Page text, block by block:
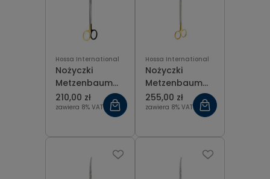
Hossa International
Nożyczki
Metzenbaum
T.C. Gold
zagięte 20 cm
210,00 zł
zawiera 8% VAT
Hossa International
Nożyczki
Metzenbaum
T.C. Gold
zagięte 23 cm
255,00 zł
zawiera 8% VAT